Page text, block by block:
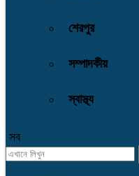
শেরপুর
সম্পাদকীয়
স্বাস্থ্য
সব